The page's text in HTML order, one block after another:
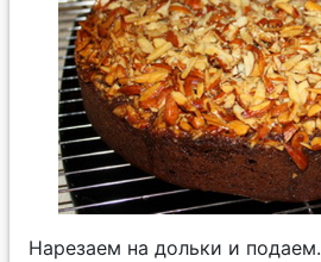
Нарезаем на дольки и подаем.